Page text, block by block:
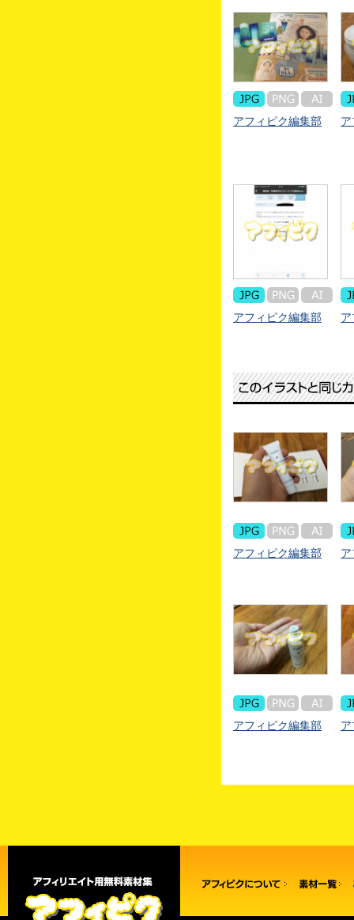
アフィピク編集部
アフィピク編集部
アフィピク編集部
アフィピク編集部